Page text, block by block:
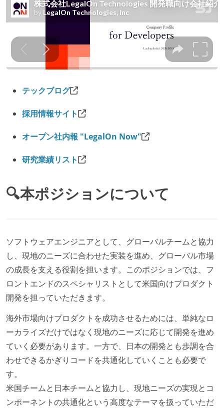
テックブログ
採用情報サイト
オープン社内報 "LegalOn Now"
研究業績リスト
🔍本ポジションについて
ソフトウェアエンジニアとして、グローバルチームと協力
し、現地のニーズに合わせた実装を進め、グローバル市場
の成長を支える役割を担います。このポジションでは、フ
ロントエンドのスペシャリストとして米国向けプロダクト
開発を担っていただきます。
海外市場向けプロダクトを成功させるためには、単純なロ
ーカライズだけではなく現地のニーズに応じて開発を進め
ていく必要があります。一方で、日本の開発とも歩調を合
わせできるかぎりコードを共通化していくことも必要で
す。
米国チームと日本チームと協力し、現地ニーズの実現とコ
ンポーネントの共通化という高度なテーマを扱っていただ